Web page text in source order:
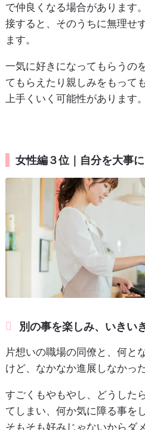
で仲良くなる場合があります
接すると、そのうちに無理せ
ます。
一気に好きになってもらうの
てもらえたり親しみをもって
上手くいく可能性があります。
女性編３位｜自分を大事
別の事を楽しみ、いきい
片想いの職場の同僚と、何と
けど、なかなか進展しなかっ
すごくもやもやし、どうした
てしまい、何か気に障る事を
そもそも好みじゃないからダ